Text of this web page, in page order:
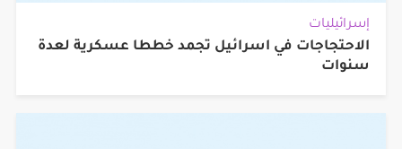
إسرائيليات
الاحتجاجات في اسرائيل تجمد خططا عسكرية لعدة
سنوات